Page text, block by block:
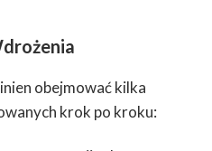
obejmować kilka
krok po kroku: